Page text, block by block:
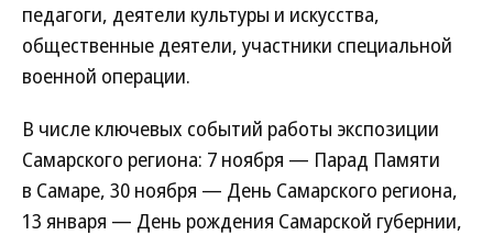
педагоги, деятели культуры и искусства,
общественные деятели, участники специальной
военной операции.
В числе ключевых событий работы экспозиции
Самарского региона: 7 ноября — Парад Памяти
в Самаре, 30 ноября — День Самарского региона,
13 января — День рождения Самарской губернии,